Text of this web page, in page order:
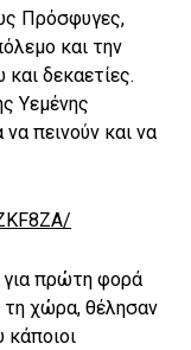
Πρόσφυγες,
και την
δεκαετίες.
Υεμένης
να πεινούν και να
για πρώτη φορά
τη χώρα, θέλησαν
κάποιοι